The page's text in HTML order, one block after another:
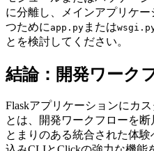
に分離し、メインアプリケ
つために app.py または
とを検討してください。
結論：開発ワーク
Flaskアプリケーションにカ
とは、開発ワークフローを
とまりのある統合された体